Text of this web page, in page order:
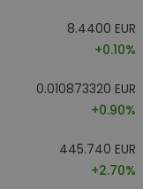
8.4400 EUR
+0.10%
0.010873320 EUR
+0.90%
445.740 EUR
+2.70%